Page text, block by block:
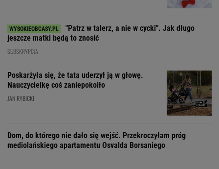
"Patrz w talerz, a nie w cycki". Jak długo
jeszcze matki będą to znosić
SUBSKRYPCJA
Poskarżyła się, że tata uderzył ją w głowę.
Nauczycielkę coś zaniepokoiło
JAN RYBICKI
Dom, do którego nie dało się wejść. Przekroczyłam próg
mediolańskiego apartamentu Osvalda Borsaniego